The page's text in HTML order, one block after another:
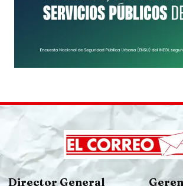
Director General